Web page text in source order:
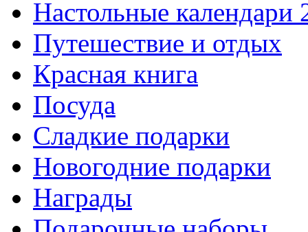
Настольные календари
Путешествие и отдых
Красная книга
Посуда
Сладкие подарки
Новогодние подарки
Награды